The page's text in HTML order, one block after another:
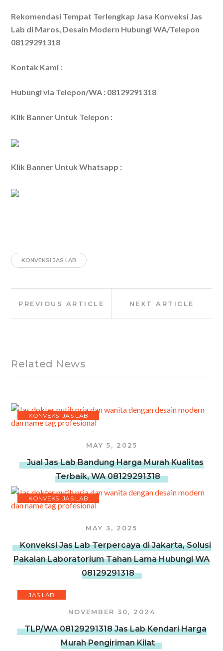
Rekomendasi Tempat Terlengkap Jasa Konveksi Jas
Lab di Maros, Desain Modern Hubungi WA/Telepon
08129291318
Kontak Kami :
Hubungi via Telepon/WA : 08129291318
Klik Banner Untuk Telepon :
Klik Banner Untuk Whatsapp :
KONVEKSI JAS LAB
navigation
PREVIOUS ARTICLE NEXT ARTICLE
Related News
KONVEKSI JAS LAB
MAY 5, 2025
Jual Jas Lab Bandung Harga Murah Kualitas
Terbaik, WA 08129291318
KONVEKSI JAS LAB
MAY 3, 2025
Konveksi Jas Lab Terpercaya di Jakarta, Solusi
Pakaian Laboratorium Tahan Lama Hubungi WA
08129291318
JAS LAB
NOVEMBER 30, 2024
TLP/WA 08129291318 Jas Lab Kendari Harga
Murah Pengiriman Kilat